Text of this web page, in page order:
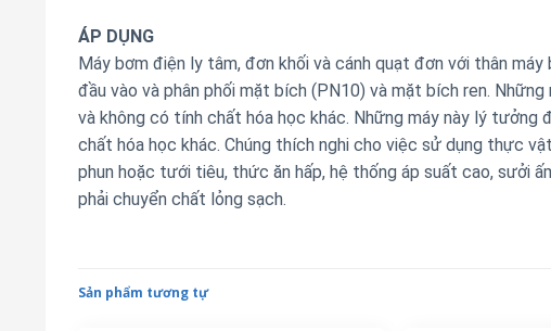
ÁP DỤNG
Máy bơm điện ly tâm, đơn khối và cánh quạt đơn với thân
đầu vào và phân phối mặt bích (PN10) và mặt bích ren.
và không có tính chất hóa học khác. Những máy này lý tưởng
chất hóa học khác. Chúng thích nghi cho việc sử dụng thực
phun hoặc tưới tiêu, thức ăn hấp, hệ thống áp suất cao, sưởi
phải chuyển chất lỏng sạch.
Sản phẩm tương tự